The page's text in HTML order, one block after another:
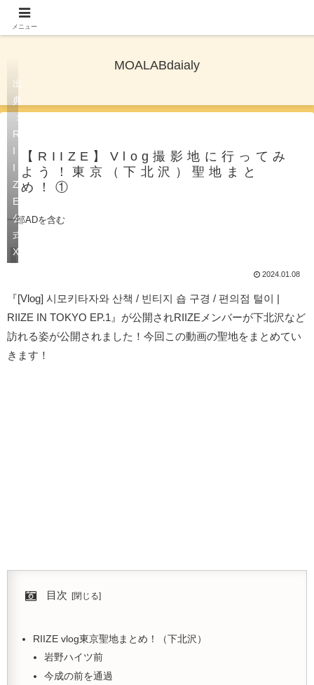
MOALABdaialy
【RIIZE】Vlog撮影地に行ってみ
よう！東京（下北沢）聖地まと
め！①
一部ADを含む
KPOPアイドル聖地
出
典
：
R
Z
E
公
式
X
2024.01.08
『[Vlog] 시모키타자와 산책 / 빈티지 숍 구경 / 편의점 털이 |
RIIZE IN TOKYO EP.1』が公開されRIIZEメンバーが下北沢など
訪れる姿が公開されました！今回この動画の聖地をまとめてい
きます！
目次
RIIZE vlog東京聖地まとめ！（下北沢）
岩野ハイツ前
今成の前を通過
メニュー